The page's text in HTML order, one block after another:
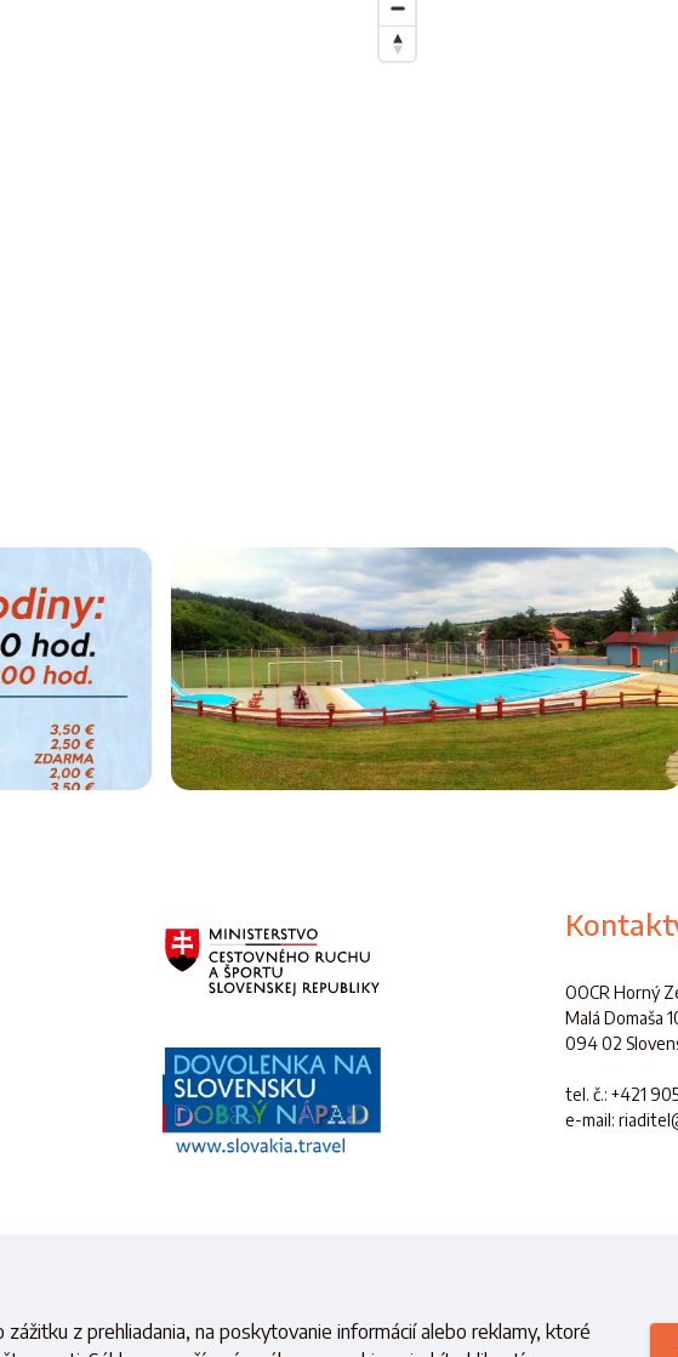
OOCR Horný
Malá Domaša
094 02
tel. č.: +421
e-mail:
Realizované s finančnou podporou Ministerstva cestovného ruchu a športu
Copyright © 2021 OOCR HZ.
Všetky práva vyhradené.
z prehliadania, na poskytovanie informácií alebo reklamy, ktoré